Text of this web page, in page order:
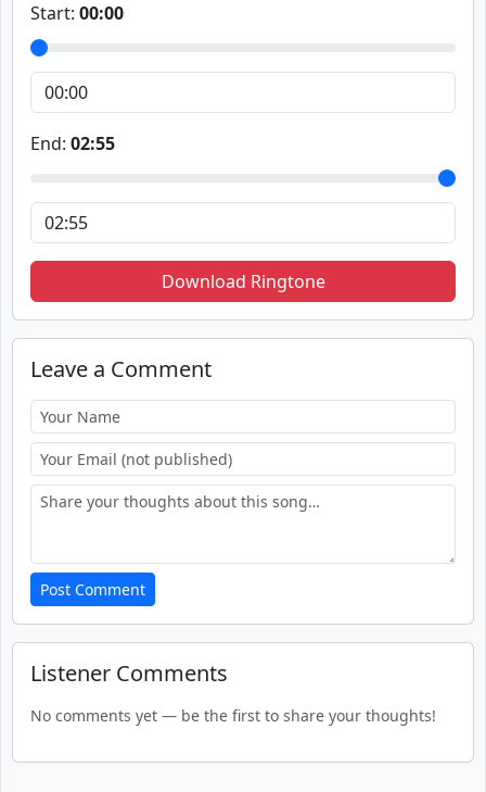
Start: 00:00
End: 02:55
Download Ringtone
Leave a Comment
Post Comment
Listener Comments
No comments yet — be the first to share your thoughts!